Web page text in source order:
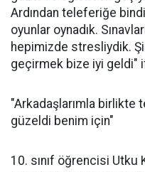
Ardından teleferiğe
oyunlar oynadık.
hepimizde stresliydik.
geçirmek bize iyi geldi"
"Arkadaşlarımla birlikte
güzeldi benim için"
10. sınıf öğrencisi